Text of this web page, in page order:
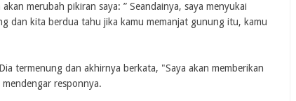
merubah pikiran saya: ” Seandainya, saya menyukai
dan kita berdua tahu jika kamu memanjat gunung itu, kamu
termenung dan akhirnya berkata, "Saya akan memberikan
responnya.